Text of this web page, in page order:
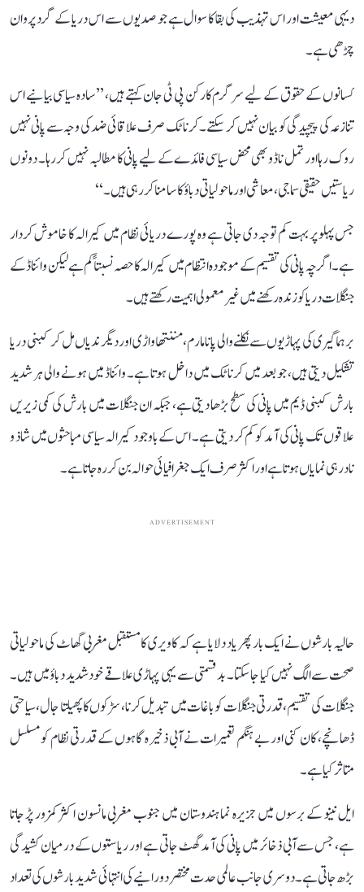
دیہی معیشت اور اس تہذیب کی بقا کا سوال ہے جو صدیوں سے اس دریا کے گرد پروان
چڑھی ہے۔
کسانوں کے حقوق کے لیے سرگرم کارکن پی ٹی جان کہتے ہیں، ’’سادہ سیاسی بیانیے اس
تنازعہ کی پیچیدگی کو بیان نہیں کر سکتے۔ کرناٹک صرف علاقائی ضد کی وجہ سے پانی نہیں
روک رہا اور تمل ناڈو بھی محض سیاسی فائدے کے لیے پانی کا مطالبہ نہیں کر رہا۔ دونوں
ریاستیں حقیقی سماجی، معاشی اور ماحولیاتی دباؤ کا سامنا کر رہی ہیں۔‘‘
جس پہلو پر بہت کم توجہ دی جاتی ہے وہ پورے دریائی نظام میں کیرالہ کا خاموش کردار
ہے۔ اگرچہ پانی کی تقسیم کے موجودہ انتظام میں کیرالہ کا حصہ نسبتاً کم ہے لیکن وائناڈ کے
جنگلات دریا کو زندہ رکھنے میں غیر معمولی اہمیت رکھتے ہیں۔
برہماگیری کی پہاڑیوں سے نکلنے والی پانامارم، مننتھاواڑی اور دیگر ندیاں مل کر کبنی دریا
تشکیل دیتی ہیں، جو بعد میں کرناٹک میں داخل ہوتا ہے۔ وائناڈ میں ہونے والی ہر شدید
بارش کبنی ڈیم میں پانی کی سطح بڑھا دیتی ہے، جبکہ ان جنگلات میں بارش کی کمی زیریں
علاقوں تک پانی کی آمد کو کم کر دیتی ہے۔ اس کے باوجود کیرالہ سیاسی مباحثوں میں شاذ و
نادر ہی نمایاں ہوتا ہے اور اکثر صرف ایک جغرافیائی حوالہ بن کر رہ جاتا ہے۔
ADVERTISEMENT
حالیہ بارشوں نے ایک بار پھر یاد دلایا ہے کہ کاویری کا مستقبل مغربی گھاٹ کی ماحولیاتی
صحت سے الگ نہیں کیا جا سکتا۔ بدقسمتی سے یہی پہاڑی علاقے خود شدید دباؤ میں ہیں۔
جنگلات کی تقسیم، قدرتی جنگلات کو باغات میں تبدیل کرنا، سڑکوں کا پھیلتا جال، سیاحتی
ڈھانچے، کان کنی اور بے ہنگم تعمیرات نے آبی ذخیرہ گاہوں کے قدرتی نظام کو مسلسل
متاثر کیا ہے۔
ایل نینو کے برسوں میں جزیرہ نما ہندوستان میں جنوب مغربی مانسون اکثر کمزور پڑ جاتا
ہے، جس سے آبی ذخائر میں پانی کی آمد گھٹ جاتی ہے اور ریاستوں کے درمیان کشیدگی
بڑھ جاتی ہے۔ دوسری جانب عالمی حدت مختصر دورانیے کی انتہائی شدید بارشوں کی تعداد